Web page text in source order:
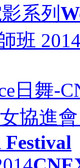
系列
班
日舞-
協進